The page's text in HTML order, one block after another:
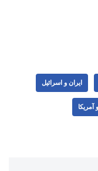
ایران و اسرائیل
آمریکا